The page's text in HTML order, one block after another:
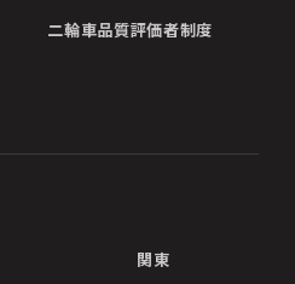
二輪車品質評価者制度
関東